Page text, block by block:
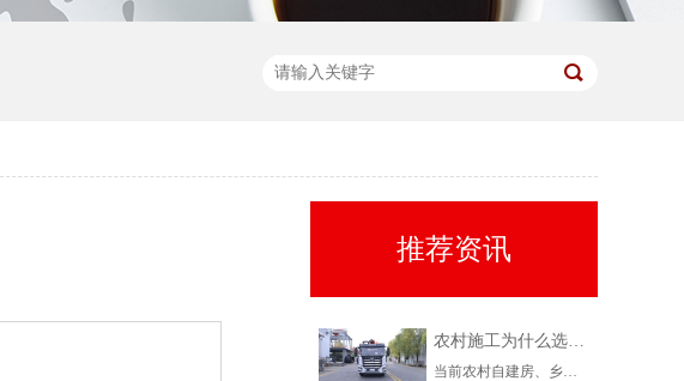
推荐资讯
农村施工为什么选择科尼乐32米泵车
当前农村自建房、乡镇小型基建需求持续上涨，乡镇泵车租赁需求稳定、回款快，是很多租赁老板的核心盈利市场。但农村工况复杂、场地受限、料况不稳定，传统大机型进场难、闲置高，杂牌小机型配置缩水、故障多、运维贵。综合工况适配性、稳定性、性价比来看，科尼乐32米泵车凭借均衡的参数配置和乡镇专属性能，成为农村施工的黄金主力机型。